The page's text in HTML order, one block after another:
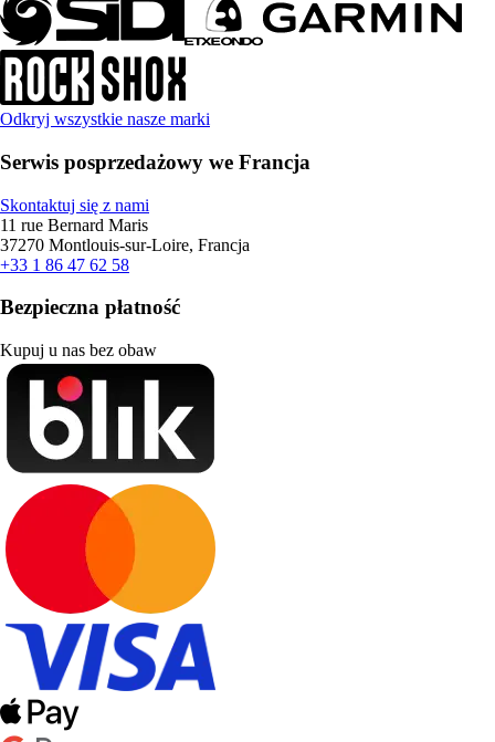
Odkryj wszystkie nasze marki
Serwis posprzedażowy we Francja
Skontaktuj się z nami
11 rue Bernard Maris
37270 Montlouis-sur-Loire, Francja
+33 1 86 47 62 58
Bezpieczna płatność
Kupuj u nas bez obaw